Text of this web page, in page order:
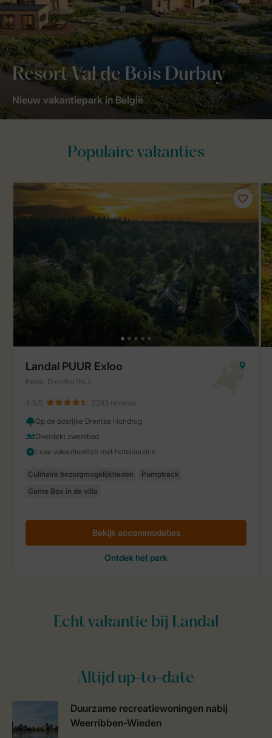
Resort Val de Bois Durbuy
Nieuw vakantiepark in België
Altijd up-to-date
Duurzame recreatiewoningen nabij
Weerribben-Wieden